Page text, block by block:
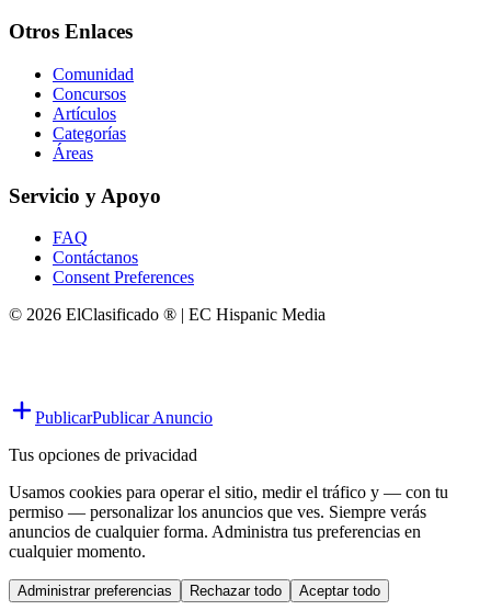
Otros Enlaces
Comunidad
Concursos
Artículos
Categorías
Áreas
Servicio y Apoyo
FAQ
Contáctanos
Consent Preferences
© 2026 ElClasificado ® | EC Hispanic Media
PublicarPublicar Anuncio
Tus opciones de privacidad
Usamos cookies para operar el sitio, medir el tráfico y — con tu
permiso — personalizar los anuncios que ves. Siempre verás
anuncios de cualquier forma. Administra tus preferencias en
cualquier momento.
Administrar preferencias Rechazar todo Aceptar todo